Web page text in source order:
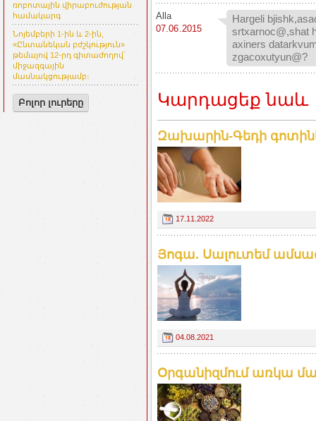
ռոբոտային վիրաբուժության
համակարգ
Նոյեմբերի 1-ին և 2-ին,
«Ընտանեկան բժշկություն»
թեմայով 12-րդ գիտաժողով՝
միջազգային
մասնակցությամբ։
Բոլոր լուրերը
Alla
07.06.2015
Hargeli
srtxarnoc@,shat
axiners
zgacoxutyun@?
Կարդացեք նաև
Զախարին-Գեդի
17.11.2022
Յոգա. Սալուտեմ
04.08.2021
Օրգանիզմում առկա